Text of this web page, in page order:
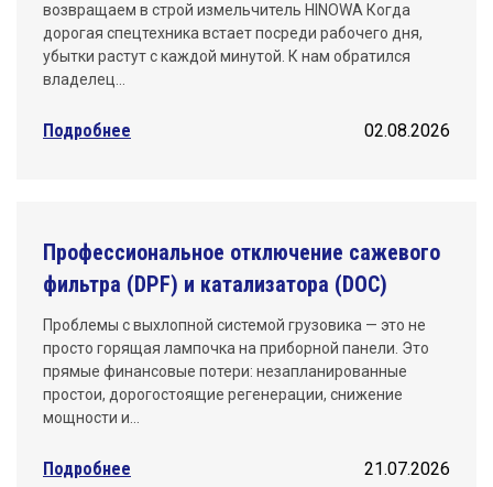
возвращаем в строй измельчитель HINOWA Когда
дорогая спецтехника встает посреди рабочего дня,
убытки растут с каждой минутой. К нам обратился
владелец…
02.08.2026
Подробнее
Профессиональное отключение сажевого
фильтра (DPF) и катализатора (DOC)
Проблемы с выхлопной системой грузовика — это не
просто горящая лампочка на приборной панели. Это
прямые финансовые потери: незапланированные
простои, дорогостоящие регенерации, снижение
мощности и…
21.07.2026
Подробнее